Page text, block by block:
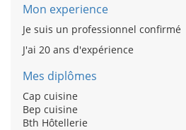
Mon experience
Je suis un professionnel confirmé
J'ai 20 ans d'expérience
Mes diplômes
Cap cuisine
Bep cuisine
Bth Hôtellerie